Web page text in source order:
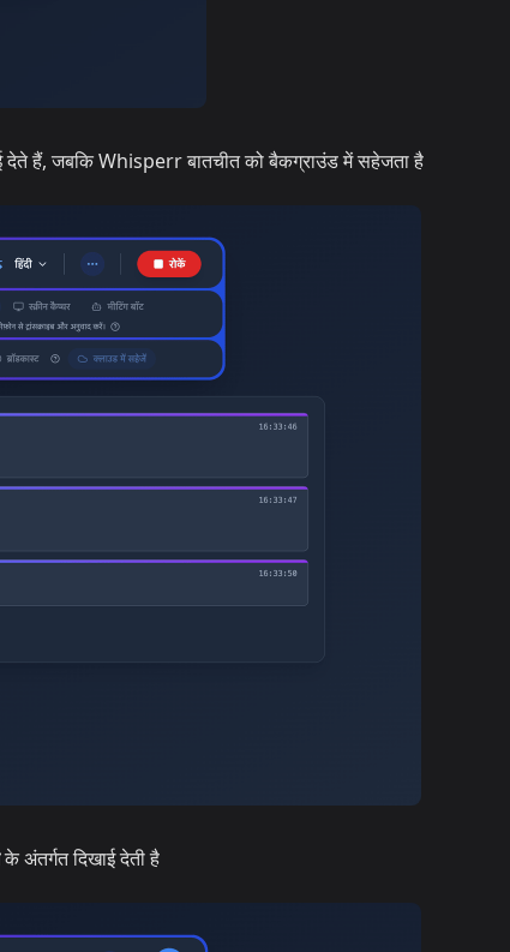
देते हैं, जबकि Whisperr बातचीत को बैकग्राउंड में सहेजता है
के अंतर्गत दिखाई देती है